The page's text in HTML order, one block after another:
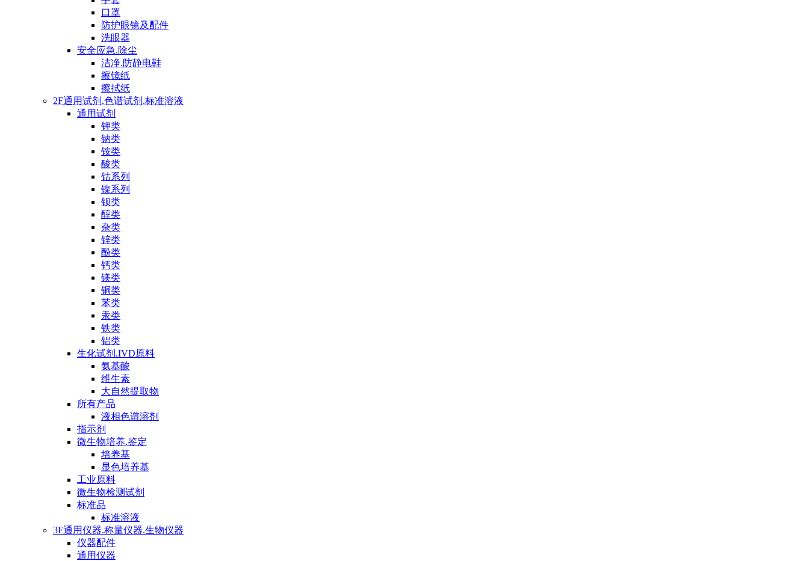
口罩
防护眼镜及配件
洗眼器
安全应急.除尘
洁净.防静电鞋
擦镜纸
擦拭纸
2F通用试剂.色谱试剂.标准溶液
通用试剂
钾类
钠类
铵类
酸类
钴系列
镍系列
钡类
醇类
杂类
锌类
酚类
钙类
镁类
铜类
苯类
汞类
铁类
铝类
生化试剂.IVD原料
氨基酸
维生素
大自然提取物
所有产品
液相色谱溶剂
指示剂
微生物培养.鉴定
培养基
显色培养基
工业原料
微生物检测试剂
标准品
标准溶液
3F通用仪器.称量仪器.生物仪器
仪器配件
通用仪器